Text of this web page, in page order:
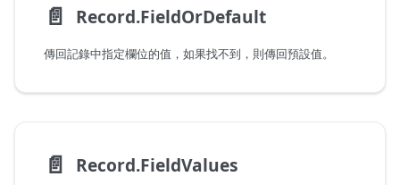
📄️ Record.FieldOrDefault
傳回記錄中指定欄位的值，如果找不到，則傳回預設值。
📄️ Record.FieldValues